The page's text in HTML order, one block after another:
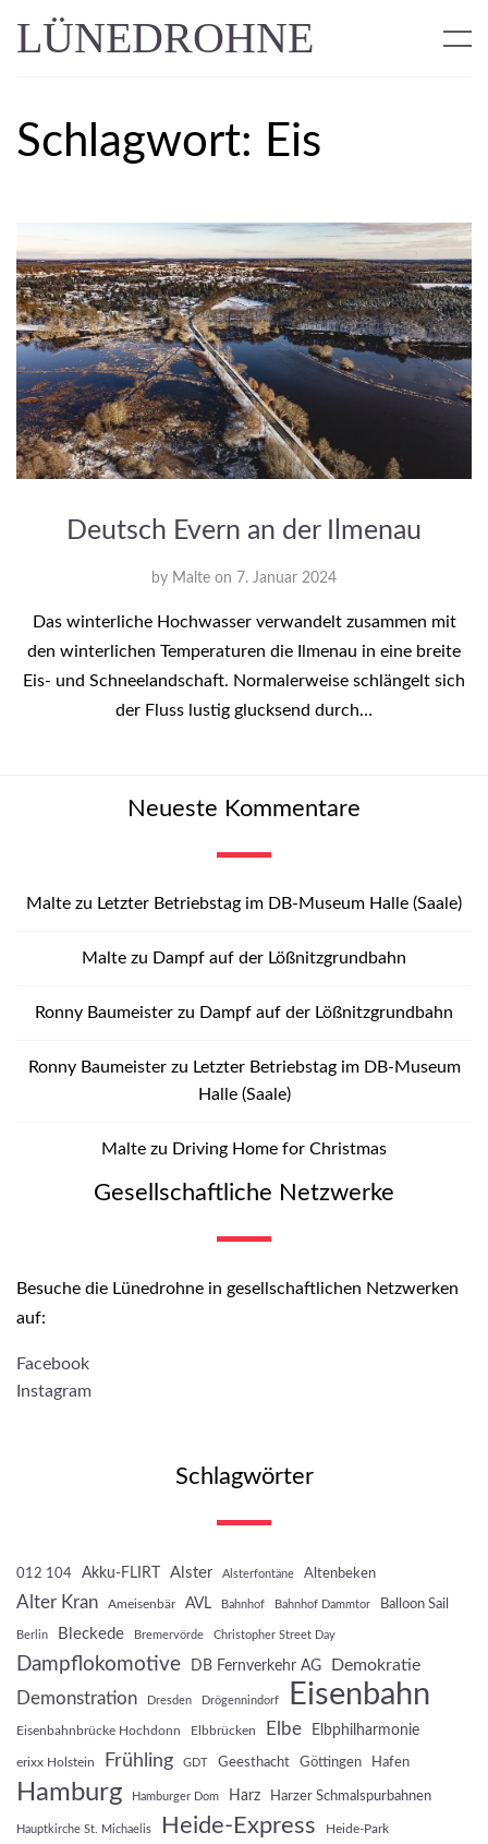
LÜNEDROHNE
Schlagwort: Eis
Deutsch Evern an der Ilmenau
by Malte on 7. Januar 2024
Das winterliche Hochwasser verwandelt zusammen mit
den winterlichen Temperaturen die Ilmenau in eine breite
Eis- und Schneelandschaft. Normalerweise schlängelt sich
der Fluss lustig glucksend durch…
Neueste Kommentare
Malte zu Letzter Betriebstag im DB-Museum Halle (Saale)
Malte zu Dampf auf der Lößnitzgrundbahn
Ronny Baumeister zu Dampf auf der Lößnitzgrundbahn
Ronny Baumeisterzu Letzter Betriebstag im DB-Museum
Halle (Saale)
Malte zu Driving Home for Christmas
Gesellschaftliche Netzwerke
Besuche die Lünedrohne in gesellschaftlichen Netzwerken
auf:
Facebook
Instagram
Schlagwörter
012 104 Akku-FLIRT Alster Alsterfontäne Altenbeken
Alter Kran Ameisenbär AVL Bahnhof Bahnhof Dammtor Balloon Sail
Berlin Bleckede Bremervörde Christopher Street Day
Dampflokomotive DB Fernverkehr AG Demokratie
Demonstration Dresden Drögennindorf Eisenbahn
Eisenbahnbrücke Hochdonn Elbbrücken Elbe Elbphilharmonie
erixx Holstein Frühling GDT Geesthacht Göttingen Hafen
Hamburg Hamburger Dom Harz Harzer Schmalspurbahnen
Hauptkirche St. Michaelis Heide-Express Heide-Park